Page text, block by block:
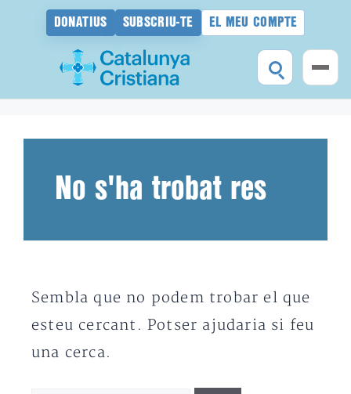
DONATIUS SUBSCRIU-TE EL MEU COMPTE
No s'ha trobat res
Sembla que no podem trobar el que
esteu cercant. Potser ajudaria si feu
una cerca.